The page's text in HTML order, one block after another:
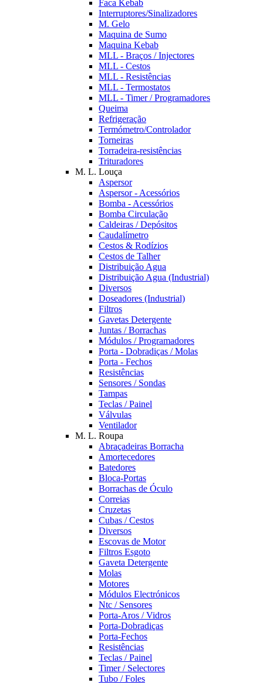
Faca Kebab
Interruptores/Sinalizadores
M. Gelo
Maquina de Sumo
Maquina Kebab
MLL - Braços / Injectores
MLL - Cestos
MLL - Resistências
MLL - Termostatos
MLL - Timer / Programadores
Queima
Refrigeração
Termómetro/Controlador
Torneiras
Torradeira-resistências
Trituradores
M. L. Louça
Aspersor
Aspersor - Acessórios
Bomba - Acessórios
Bomba Circulação
Caldeiras / Depósitos
Caudalímetro
Cestos & Rodízios
Cestos de Talher
Distribuição Agua
Distribuição Agua (Industrial)
Diversos
Doseadores (Industrial)
Filtros
Gavetas Detergente
Juntas / Borrachas
Módulos / Programadores
Porta - Dobradiças / Molas
Porta - Fechos
Resistências
Sensores / Sondas
Tampas
Teclas / Painel
Válvulas
Ventilador
M. L. Roupa
Abraçadeiras Borracha
Amortecedores
Batedores
Bloca-Portas
Borrachas de Óculo
Correias
Cruzetas
Cubas / Cestos
Diversos
Escovas de Motor
Filtros Esgoto
Gaveta Detergente
Molas
Motores
Módulos Electrónicos
Ntc / Sensores
Porta-Aros / Vidros
Porta-Dobradiças
Porta-Fechos
Resistências
Teclas / Painel
Timer / Selectores
Tubo / Foles